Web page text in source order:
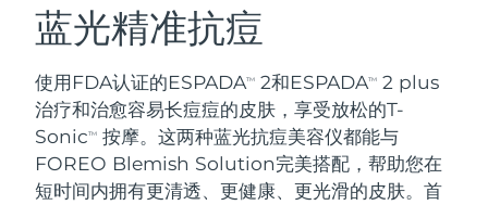
蓝光精准抗痘
使用FDA认证的ESPADATM 2和ESPADATM
2 plus
治疗和治愈容易长痘痘的皮肤，享受放松的T-
SonicTM
按摩。这两种蓝光抗痘美容仪都能与
FOREO Blemish Solution完美搭配，帮助您在
短时间内拥有更清透、更健康、更光滑的皮肤。首